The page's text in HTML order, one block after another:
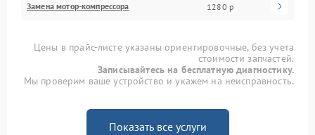
Замена мотор-компрессора 1280 р
Цены в прайс-листе указаны ориентировочные, без учета
стоимости запчастей.
Записывайтесь на бесплатную диагностику.
Мы проверим ваше устройство и укажем на неисправность.
Показать все услуги